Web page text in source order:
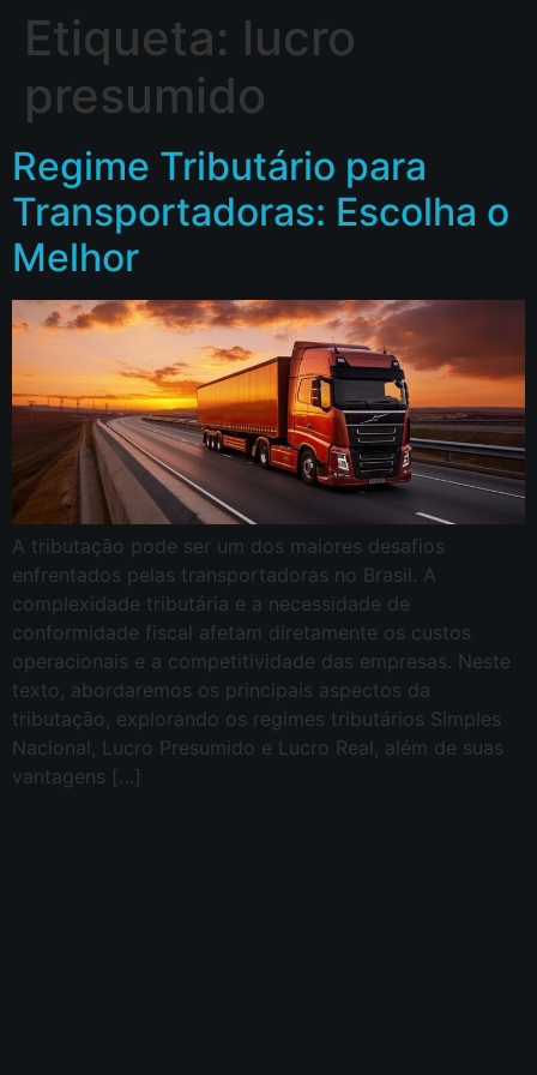
Etiqueta: lucro
presumido
Regime Tributário para
Transportadoras: Escolha o
Melhor
A tributação pode ser um dos maiores desafios
enfrentados pelas transportadoras no Brasil. A
complexidade tributária e a necessidade de
conformidade fiscal afetam diretamente os custos
operacionais e a competitividade das empresas. Neste
texto, abordaremos os principais aspectos da
tributação, explorando os regimes tributários Simples
Nacional, Lucro Presumido e Lucro Real, além de suas
vantagens […]